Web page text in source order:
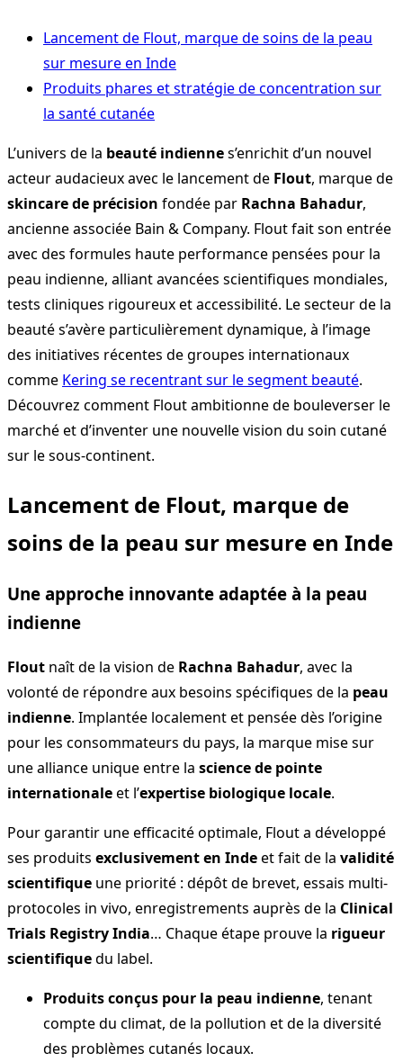
Lancement de Flout, marque de soins de la peau
sur mesure en Inde
Produits phares et stratégie de concentration sur
la santé cutanée
L’univers de la beauté indiennes’enrichit d’un nouvel
acteur audacieux avec le lancement de Flout, marque de
skincare de précision fondée par Rachna Bahadur,
ancienne associée Bain & Company. Flout fait son entrée
avec des formules haute performance pensées pour la
peau indienne, alliant avancées scientifiques mondiales,
tests cliniques rigoureux et accessibilité. Le secteur de la
beauté s’avère particulièrement dynamique, à l’image
des initiatives récentes de groupes internationaux
comme Kering se recentrant sur le segment beauté.
Découvrez comment Flout ambitionne de bouleverser le
marché et d’inventer une nouvelle vision du soin cutané
sur le sous-continent.
Lancement de Flout, marque de
soins de la peau sur mesure en Inde
Une approche innovante adaptée à la peau
indienne
Flout naît de la vision de Rachna Bahadur, avec la
volonté de répondre aux besoins spécifiques de la peau
indienne. Implantée localement et pensée dès l’origine
pour les consommateurs du pays, la marque mise sur
une alliance unique entre la science de pointe
internationaleet l’expertise biologique locale.
Pour garantir une efficacité optimale, Flout a développé
ses produits exclusivement en Indeet fait de la validité
scientifique une priorité : dépôt de brevet, essais multi-
protocoles in vivo, enregistrements auprès de la Clinical
Trials Registry India… Chaque étape prouve la rigueur
scientifiquedu label.
Produits conçus pour la peau indienne, tenant
compte du climat, de la pollution et de la diversité
des problèmes cutanés locaux.